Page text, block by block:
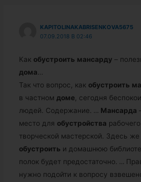
KAPITOLINAKABRISENKOVA5675
07.09.2018 В 02:46
Как обустроить мансарду –
дома
Так что вопрос, как обустроить
в частном доме , сегодня
людей. Содержание.
… Мансарда
место для обустройства
творческой мастерской. Здесь
обустроить и домашнюю
полок будет предостаточно.
…
нужно подойти к вопросу